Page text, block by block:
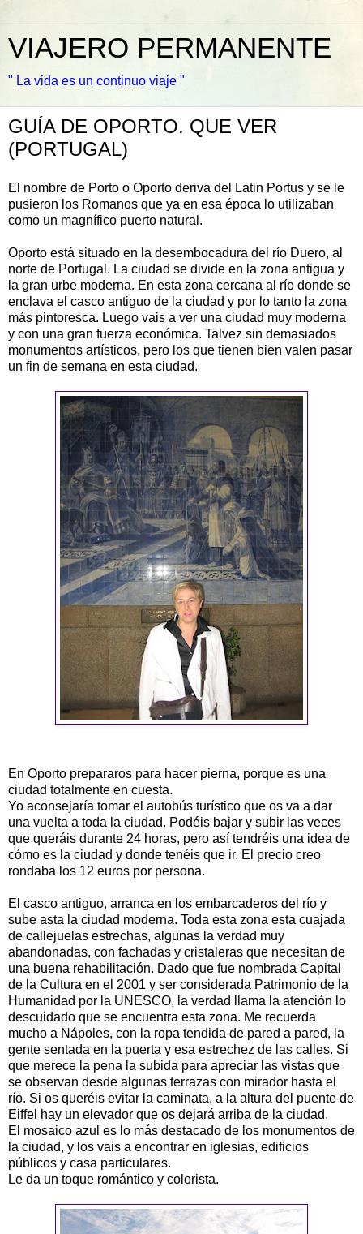
VIAJERO PERMANENTE
" La vida es un continuo viaje "
GUÍA DE OPORTO. QUE VER
(PORTUGAL)
El nombre de Porto o Oporto deriva del Latin Portus y se le
pusieron los Romanos que ya en esa época lo utilizaban
como un magnífico puerto natural.
Oporto está situado en la desembocadura del río Duero, al
norte de Portugal. La ciudad se divide en la zona antigua y
la gran urbe moderna. En esta zona cercana al río donde se
enclava el casco antiguo de la ciudad y por lo tanto la zona
más pintoresca. Luego vais a ver una ciudad muy moderna
y con una gran fuerza económica. Talvez sin demasiados
monumentos artísticos, pero los que tienen bien valen pasar
un fin de semana en esta ciudad.
En Oporto prepararos para hacer pierna, porque es una
ciudad totalmente en cuesta.
Yo aconsejaría tomar el autobús turístico que os va a dar
una vuelta a toda la ciudad. Podéis bajar y subir las veces
que queráis durante 24 horas, pero así tendréis una idea de
cómo es la ciudad y donde tenéis que ir. El precio creo
rondaba los 12 euros por persona.
El casco antiguo, arranca en los embarcaderos del río y
sube asta la ciudad moderna. Toda esta zona esta cuajada
de callejuelas estrechas, algunas la verdad muy
abandonadas, con fachadas y cristaleras que necesitan de
una buena rehabilitación. Dado que fue nombrada Capital
de la Cultura en el 2001 y ser considerada Patrimonio de la
Humanidad por la UNESCO, la verdad llama la atención lo
descuidado que se encuentra esta zona. Me recuerda
mucho a Nápoles, con la ropa tendida de pared a pared, la
gente sentada en la puerta y esa estrechez de las calles. Si
que merece la pena la subida para apreciar las vistas que
se observan desde algunas terrazas con mirador hasta el
río. Si os queréis evitar la caminata, a la altura del puente de
Eiffel hay un elevador que os dejará arriba de la ciudad.
El mosaico azul es lo más destacado de los monumentos de
la ciudad, y los vais a encontrar en iglesias, edificios
públicos y casa particulares.
Le da un toque romántico y colorista.